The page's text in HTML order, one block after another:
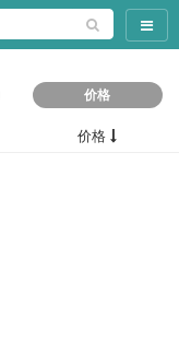
导航
价格
价格